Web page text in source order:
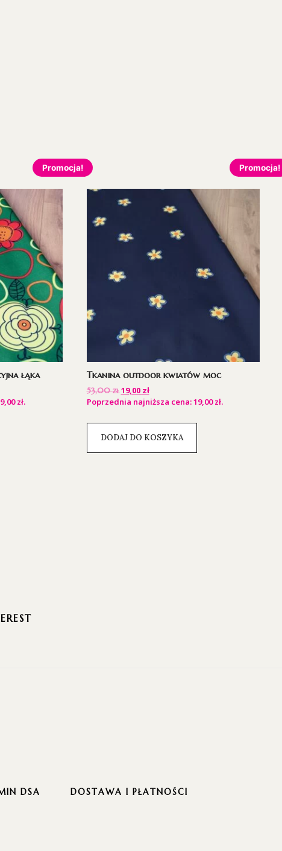
Promocja!
łąka
zł.
Promocja!
Tkanina outdoor kwiatów moc
53,00zł 19,00 zł
Poprzednia najniższa cena:19,00zł.
DODAJ DO KOSZYKA
DSA DOSTAWA I PŁATNOŚCI